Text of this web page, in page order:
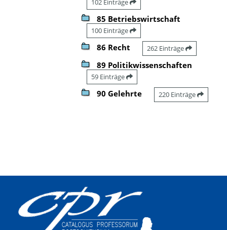
102 Einträge
85 Betriebswirtschaft
100 Einträge
86 Recht 262 Einträge
89 Politikwissenschaften
59 Einträge
90 Gelehrte 220 Einträge